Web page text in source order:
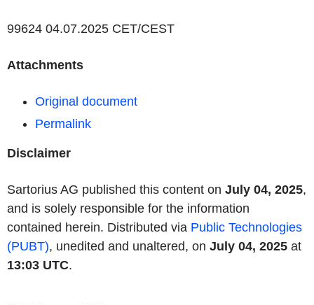
99624 04.07.2025 CET/CEST
Attachments
Original document
Permalink
Disclaimer
Sartorius AG published this content on July 04, 2025,
and is solely responsible for the information
contained herein. Distributed via Public Technologies
(PUBT), unedited and unaltered, on July 04, 2025 at
13:03 UTC.